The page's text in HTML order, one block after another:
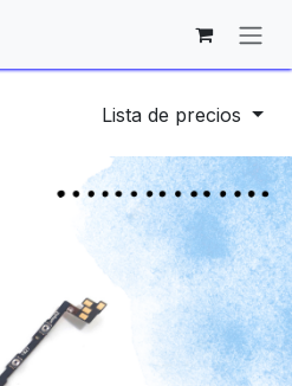
Lista de precios